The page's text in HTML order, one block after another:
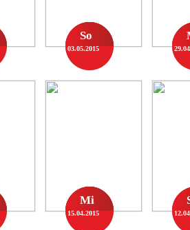
So
03.05.2015
Mi
15.04.2015